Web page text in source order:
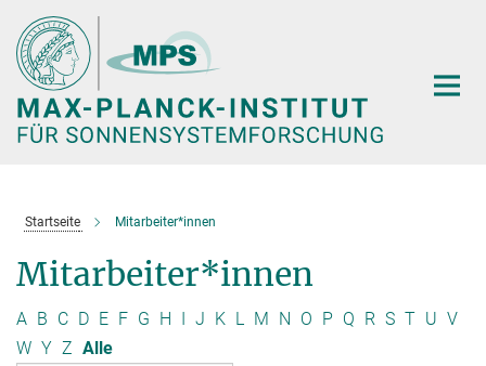
Hauptinhalt
Startseite Mitarbeiter*innen
Mitarbeiter*innen
A B C D E F G H I J K L M N O P Q R S T U V
W Y Z Alle